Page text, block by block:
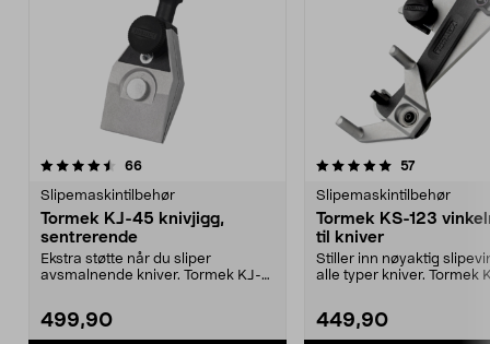
66anmeldelser
Slipemaskintilbehør
Tormek KJ-45 knivjigg,
sentrerende
Ekstra støtte når du sliper
avsmalnende kniver. Tormek KJ-
499,90
5.0 av 5 stjerner 57anmeldelser
Slipemaskintilbehør
Tormek KS-123
til kniver
Stiller inn nøyaktig
alle typer kniver. Tormek
449,90
4.5 av 5 stjerner